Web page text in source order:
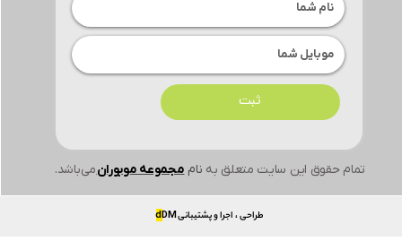
تمام حقوق این سایت متعلق به ناممجموعه موبورانمی‌باشد.
ثبت
طراحی ، اجرا و پشتیبانی dDM